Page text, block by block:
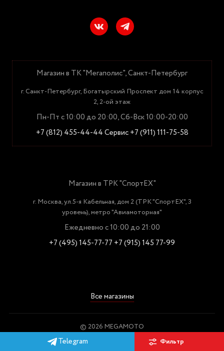
Магазин в ТК "Мегаполис", Санкт-Петербург
г. Санкт-Петербург, Богатырский Проспект дом 14 корпус
2, 2-ой этаж
Пн-Пт с 10:00 до 20:00, Сб-Вск 10:00-20:00
+7 (812) 455-44-44Сервис +7 (911) 111-75-58
Магазин в ТРК "СпортЕХ"
г. Москва, ул.5-я Кабельная, дом 2 (ТРК "СпортЕХ", 3
уровень), метро "Авиамоторная"
Ежедневно с 10:00 до 21:00
+7 (495) 145-77-77 +7 (915) 145 77-99
Все магазины
© 2026 MEGAMOTO
Пользовательское соглашение
Telegram Фильтр